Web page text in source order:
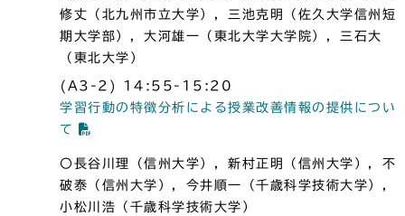
修丈（北九州市立大学），三池克明（佐久大学信州短
期大学部），大河雄一（東北大学大学院），三石大
（東北大学）
(A3-2) 14:55-15:20
学習行動の特徴分析による授業改善情報の提供につい
て
〇長谷川理（信州大学），新村正明（信州大学），不
破泰（信州大学），今井順一（千歳科学技術大学），
小松川浩（千歳科学技術大学）